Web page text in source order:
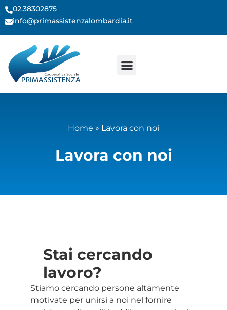
contenuto
02.38302875
info@primassistenzalombardia.it
Home » Lavora con noi
Lavora con noi
Stai cercando
lavoro?
Stiamo cercando persone altamente
motivate per unirsi a noi nel fornire